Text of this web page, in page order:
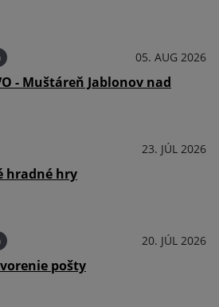
05. AUG 2026
- Muštáreň Jablonov nad
23. JÚL 2026
hradné hry
20. JÚL 2026
pošty